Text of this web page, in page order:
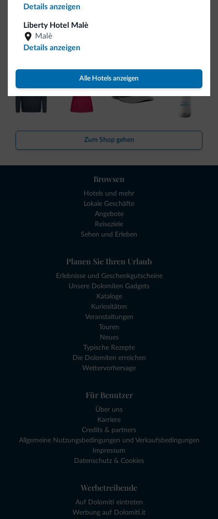
Details anzeigen
Liberty Hotel Malè
Malè
Details anzeigen
Alle Hotels anzeigen
Seien Sie originell, entdecken Sie die neue
Kollektion
So viele von Ihnen haben uns gefragt. Die neue Kollektion
von Dolomiti.it ist da!
Zum Shop gehen
Browsen
Hotels und mehr
Lokale Geschäfte
Angebote
Reiseziele
Sehen und Erleben
Planen Sie Ihren Urlaub
Erlebnisse und Geschenkgutscheine
Unsere Dolomiten Gadgets
Kataloge
Kuriositäten
Veranstaltungen
Touren
Neues
Typische Rezepte
Die Dolomiten erreichen
Wettervorhersage
Für Benutzer
Über uns
Karriere
Credits & partners
Allgemeine Nutzungsbedingungen und Verkaufsbedingungen
Impressum
Datenschutz & Cookies
Werbetreibende
Auf Dolomiti eintreten
Werbung auf Dolomiti.it